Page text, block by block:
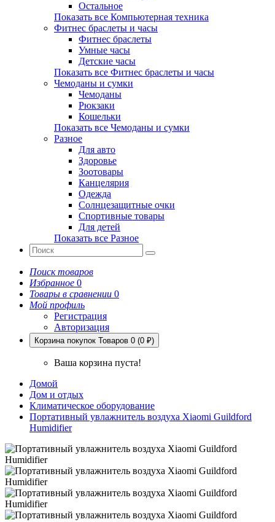
Остальное
Показать все Компьютерная техника
Фитнес браслеты и часы
Фитнес браслеты
Умные часы
Детские часы
Показать все Фитнес браслеты и часы
Чемоданы и сумки
Чемоданы
Рюкзаки
Кошельки
Показать все Чемоданы и сумки
Разное
Для авто
Здоровье
Зоотовары
Канцелярия
Одежда
Солнцезащитные очки
Спортивные товары
Для детей
Показать все Разное
Поиск товаров
Избранное 0
Товары в сравнении 0
Мой профиль
Регистрация
Авторизация
Корзина покупок Товаров 0 (0 ₽)
Ваша корзина пуста!
Домой
Дом и отдых
Климатическое оборудование
Портативный увлажнитель воздуха Xiaomi Guildford
Humidifier